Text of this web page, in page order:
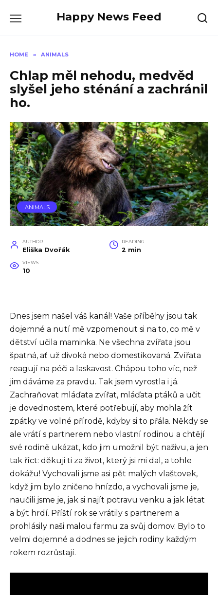
Happy News Feed
HOME » ANIMALS
Chlap měl nehodu, medvěd
slyšel jeho sténání a zachránil
ho.
ANIMALS
AUTHOR
Eliška Dvořák
READING
2 min
VIEWS
10
Dnes jsem našel váš kanál! Vaše příběhy jsou tak
dojemné a nutí mě vzpomenout si na to, co mě v
dětství učila maminka. Ne všechna zvířata jsou
špatná, ať už divoká nebo domestikovaná. Zvířata
reagují na péči a laskavost. Chápou toho víc, než
jim dáváme za pravdu. Tak jsem vyrostla i já.
Zachraňovat mláďata zvířat, mláďata ptáků a učit
je dovednostem, které potřebují, aby mohla žít
zpátky ve volné přírodě, kdyby si to přála. Někdy se
ale vrátí s partnerem nebo vlastní rodinou a chtějí
své rodině ukázat, kdo jim umožnil být naživu, a jen
tak říct: děkuji ti za život, který jsi mi dal, a tohle
dokážu! Vychovali jsme asi pět malých vlaštovek,
když jim bylo zničeno hnízdo, a vychovali jsme je,
naučili jsme je, jak si najít potravu venku a jak létat
a být hrdí. Příští rok se vrátily s partnerem a
prohlásily naši malou farmu za svůj domov. Bylo to
velmi dojemné a dodnes se jejich rodiny každým
rokem rozrůstají.